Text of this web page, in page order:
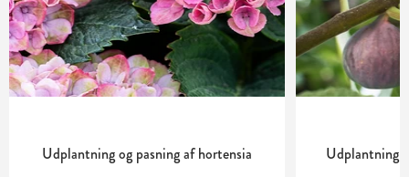
Udplantning og pasning af hortensia Udplantning